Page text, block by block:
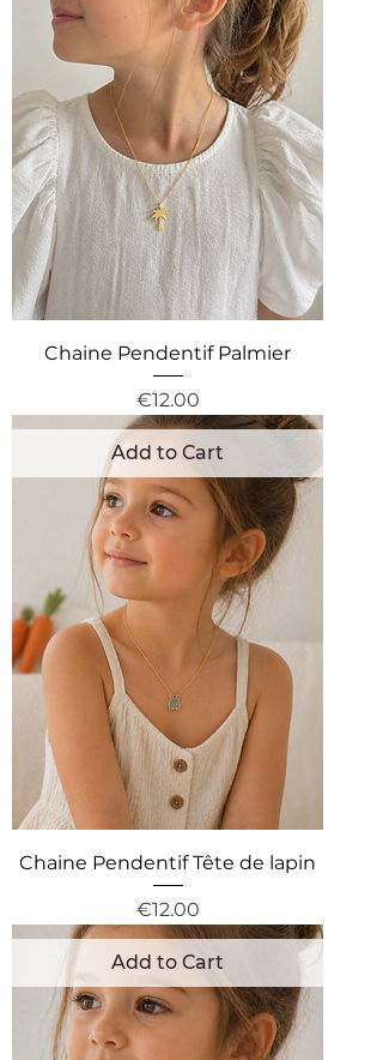
Chaine Pendentif Palmier
Price
€12.00
Add to Cart
Chaine Pendentif Tête de lapin
Price
€12.00
Add to Cart